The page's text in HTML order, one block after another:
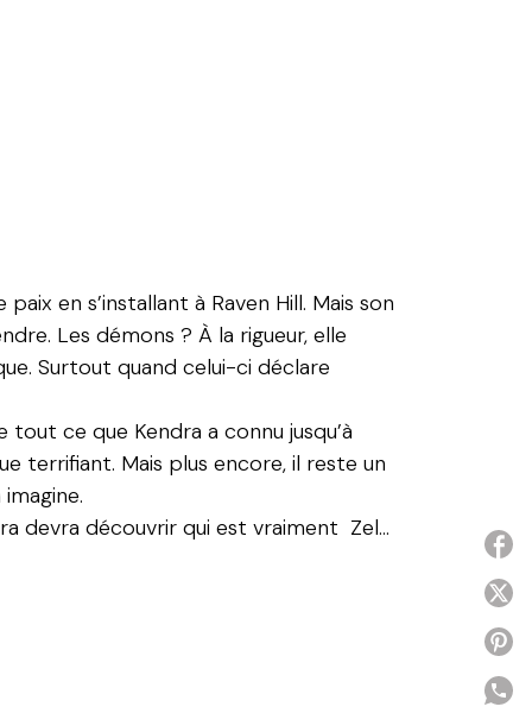
en s’installant à Raven Hill. Mais son
Les démons ? À la rigueur, elle
Surtout quand celui-ci déclare
ce que Kendra a connu jusqu’à
terrifiant. Mais plus encore, il reste un
devra découvrir qui est vraiment Zel…